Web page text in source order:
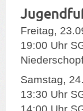
Freitag,
19:00 Uhr
Samstag,
13:30 Uhr